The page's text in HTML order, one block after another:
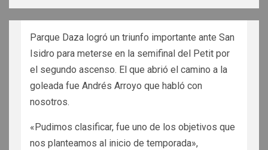
Parque Daza logró un triunfo importante ante San
Isidro para meterse en la semifinal del Petit por
el segundo ascenso. El que abrió el camino a la
goleada fue Andrés Arroyo que habló con
nosotros.
«Pudimos clasificar, fue uno de los objetivos que
nos planteamos al inicio de temporada»,